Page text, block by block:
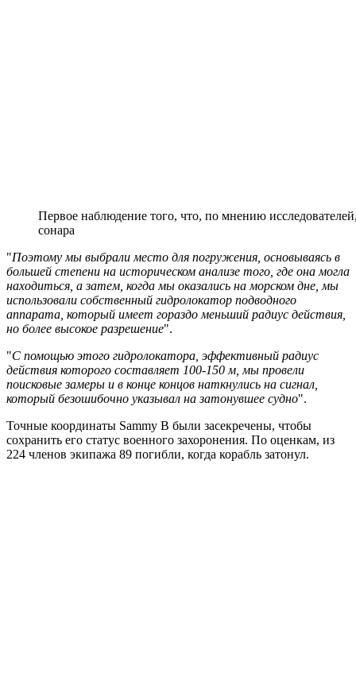
Первое наблюдение того, что, по мнению
сонара
"Поэтому мы выбрали место для погружения, основываясь в
большей степени на историческом анализе того, где она могла
находиться, а затем, когда мы оказались на морском дне, мы
использовали собственный гидролокатор подводного
аппарата, который имеет гораздо меньший радиус действия,
но более высокое разрешение".
"С помощью этого гидролокатора, эффективный радиус
действия которого составляет 100-150 м, мы провели
поисковые замеры и в конце концов наткнулись на сигнал,
который безошибочно указывал на затонувшее судно".
Точные координаты Sammy B были засекречены, чтобы
сохранить его статус военного захоронения. По оценкам, из
224 членов экипажа 89 погибли, когда корабль затонул.